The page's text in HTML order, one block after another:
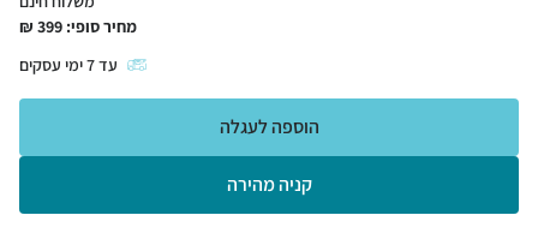
מחיר סופי: 399
₪
עד7ימי עסקים
קניה מהירה
הוספה לעגלה